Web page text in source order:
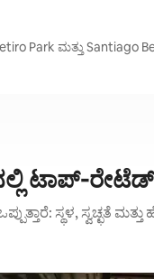
Park ಮತ್ತು Santiago
ಟಾಪ್-
ಸ್ಥಳ, ಸ್ವಚ್ಛತೆ